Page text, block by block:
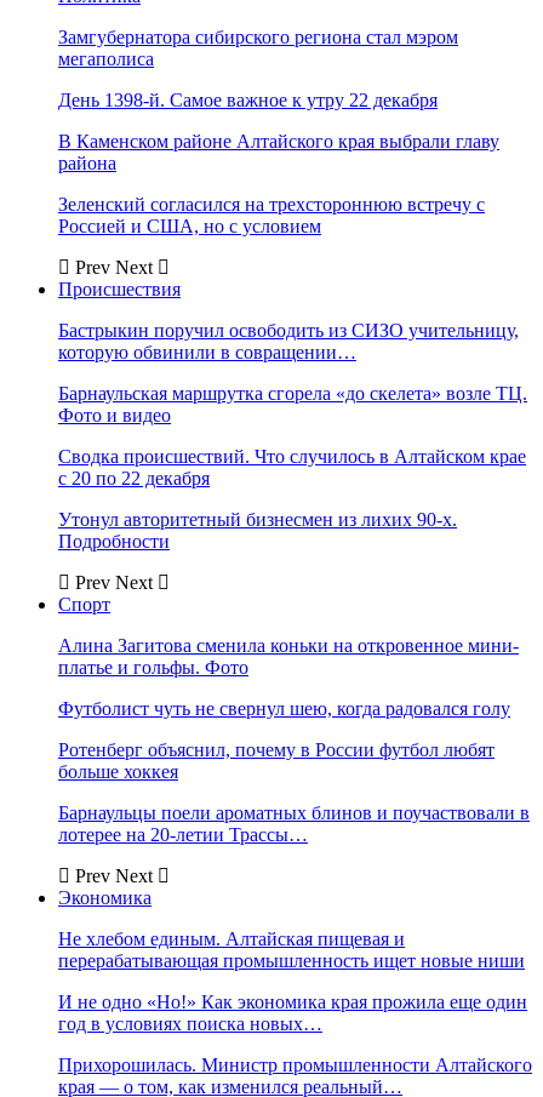
Замгубернатора сибирского региона стал мэром
мегаполиса
День 1398-й. Самое важное к утру 22 декабря
В Каменском районе Алтайского края выбрали главу
района
Зеленский согласился на трехстороннюю встречу с
Россией и США, но с условием
Prev Next
Происшествия
Бастрыкин поручил освободить из СИЗО учительницу,
которую обвинили в совращении…
Барнаульская маршрутка сгорела «до скелета» возле ТЦ.
Фото и видео
Сводка происшествий. Что случилось в Алтайском крае
с 20 по 22 декабря
Утонул авторитетный бизнесмен из лихих 90-х.
Подробности
Prev Next
Спорт
Алина Загитова сменила коньки на откровенное мини-
платье и гольфы. Фото
Футболист чуть не свернул шею, когда радовался голу
Ротенберг объяснил, почему в России футбол любят
больше хоккея
Барнаульцы поели ароматных блинов и поучаствовали в
лотерее на 20-летии Трассы…
Prev Next
Экономика
Не хлебом единым. Алтайская пищевая и
перерабатывающая промышленность ищет новые ниши
И не одно «Но!» Как экономика края прожила еще один
год в условиях поиска новых…
Прихорошилась. Министр промышленности Алтайского
края — о том, как изменился реальный…